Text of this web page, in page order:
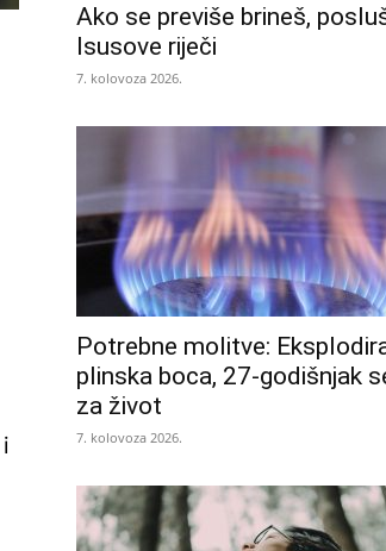
Ako se previše brineš,
Isusove riječi
7. kolovoza 2026.
Potrebne molitve:
plinska boca, 27-godišnjak
za život
7. kolovoza 2026.